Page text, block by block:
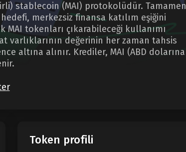
stablecoin (MAI) protokolüdür. Tamamen
merkezsiz finansa katılım eşiğini
tokenları çıkarabileceği kullanımı
varlıklarının değerinin her zaman tahsis
altına alınır. Krediler, MAI (ABD dolarına
Token profili